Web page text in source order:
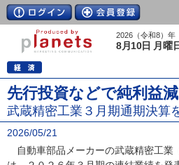
2026（令和8）年
8月10日 月曜
先行投資などで純利益減
武蔵精密工業３月期通期決算
2026/05/21
自動車部品メーカーの武蔵精密工業